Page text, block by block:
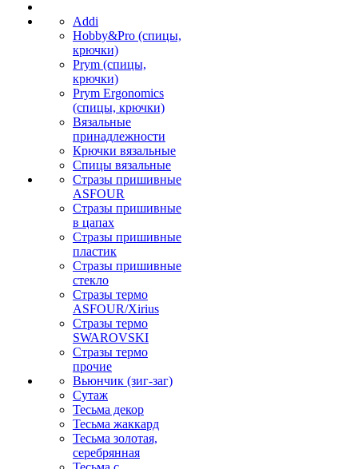
Addi
Hobby&Pro (спицы,
крючки)
Prym (спицы,
крючки)
Prym Ergonomics
(спицы, крючки)
Вязальные
принадлежности
Крючки вязальные
Спицы вязальные
Стразы пришивные
ASFOUR
Стразы пришивные
в цапах
Стразы пришивные
пластик
Стразы пришивные
стекло
Стразы термо
ASFOUR/Xirius
Стразы термо
SWAROVSKI
Стразы термо
прочие
Вьюнчик (зиг-заг)
Сутаж
Тесьма декор
Тесьма жаккард
Тесьма золотая,
серебрянная